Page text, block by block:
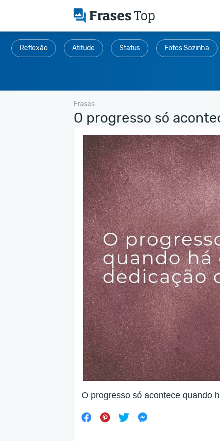
Reflexão Atitude Status Fotos Sozinha
Frases
O progresso só
O progresso só acontece quando